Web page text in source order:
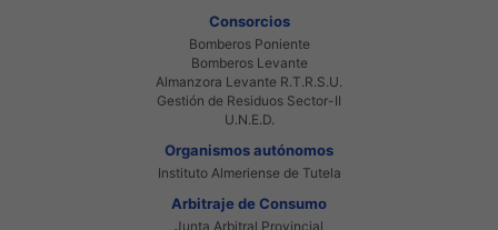
Consorcios
Bomberos Poniente
Bomberos Levante
Almanzora Levante R.T.R.S.U.
Gestión de Residuos Sector-II
U.N.E.D.
Organismos autónomos
Instituto Almeriense de Tutela
Arbitraje de Consumo
Junta Arbitral Provincial